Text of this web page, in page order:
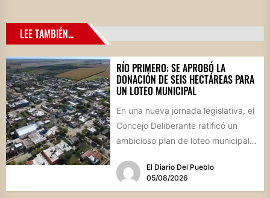
LEE TAMBIÉN...
RÍO PRIMERO: SE APROBÓ LA
DONACIÓN DE SEIS HECTÁREAS PARA
UN LOTEO MUNICIPAL
En una nueva jornada legislativa, el
Concejo Deliberante ratificó un
ambicioso plan de loteo municipal,
por...
El Diario Del Pueblo
05/08/2026